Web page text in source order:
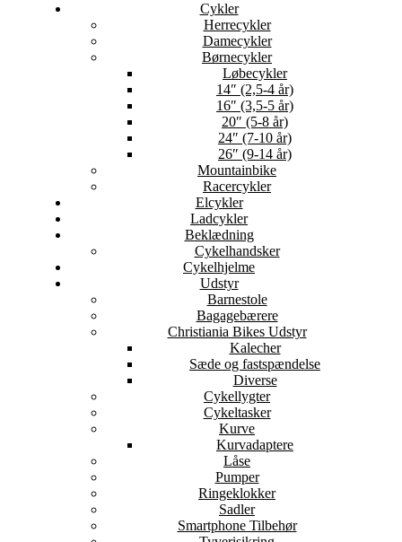
Cykler
Herrecykler
Damecykler
Børnecykler
Løbecykler
14″ (2,5-4 år)
16″ (3,5-5 år)
20″ (5-8 år)
24″ (7-10 år)
26″ (9-14 år)
Mountainbike
Racercykler
Elcykler
Ladcykler
Beklædning
Cykelhandsker
Cykelhjelme
Udstyr
Barnestole
Bagagebærere
Christiania Bikes Udstyr
Kalecher
Sæde og fastspændelse
Diverse
Cykellygter
Cykeltasker
Kurve
Kurvadaptere
Låse
Pumper
Ringeklokker
Sadler
Smartphone Tilbehør